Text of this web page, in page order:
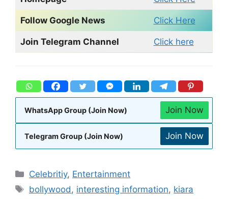
Follow Google News Click Here
Join Telegram Channel Click here
WhatsApp Group (Join Now) Join Now
Telegram Group (Join Now) Join Now
Celebritiy, Entertainment
bollywood, interesting information, kiara